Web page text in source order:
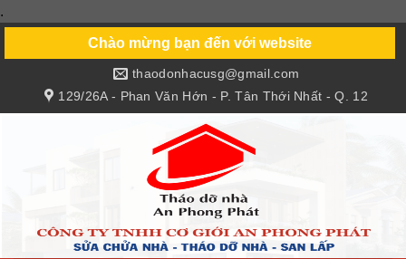
.
content
Chào mừng bạn đến với website
129/26A - Phan Văn Hớn - P. Tân Thới Nhất - Q. 12
thaodonhacusg@gmail.com